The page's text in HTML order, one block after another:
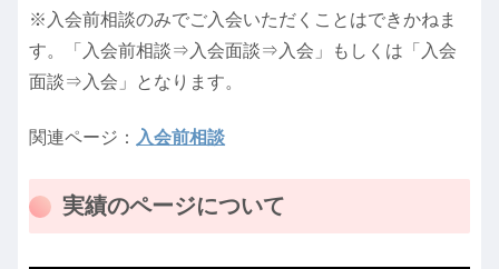
※入会前相談のみでご入会いただくことはできかねま
す。「入会前相談⇒入会面談⇒入会」もしくは「入会
面談⇒入会」となります。
関連ページ： 入会前相談
実績のページについて